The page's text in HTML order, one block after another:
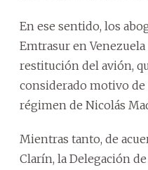
En ese sentido, los
Emtrasur en
restitución del avión,
considerado motivo de
régimen de Nicolás
Mientras tanto, de
Clarín, la Delegación